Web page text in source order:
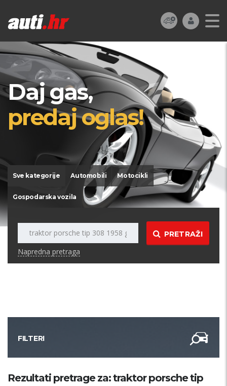
Daj gas,
predaj oglas!
Sve kategorije Automobili Motocikli
Gospodarska vozila
PRETRAŽI
Napredna pretraga
FILTERI
Kategorija
Rezultati pretrage za: traktor porsche tip